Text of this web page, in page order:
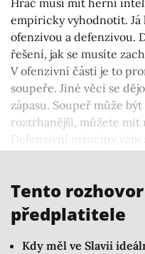
Hráč musí mít herní
empiricky vyhodnotit. Já
ofenzivou a defenzivou.
řešení, jak se musíte
V ofenzivní části je to
soupeře. Jiné věci se
zápasu. Soupeř může
roztrhanější, můžete mít
Defenzivní principy vám
Tento
předplatitele
Kdy měl ve Slavii